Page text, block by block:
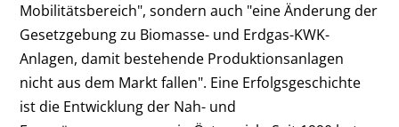
Mobilitätsbereich", sondern auch "eine Änderung der
Gesetzgebung zu Biomasse- und Erdgas-KWK-
Anlagen, damit bestehende Produktionsanlagen
nicht aus dem Markt fallen". Eine Erfolgsgeschichte
ist die Entwicklung der Nah- und